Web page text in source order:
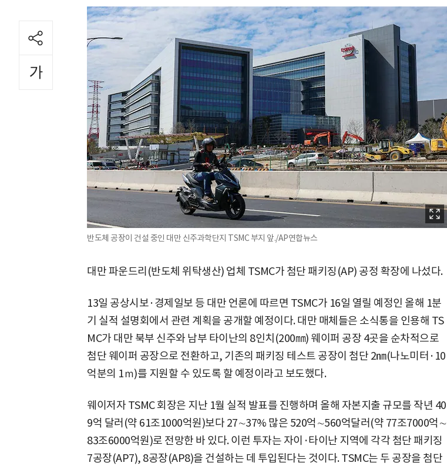
반도체 공장이 건설 중인 대만 신주과학단지 TSMC 부지 앞./AP연합뉴스
대만 파운드리(반도체 위탁생산) 업체 TSMC가 첨단 패키징(AP) 공정 확장에 나섰다.
13일 공상시보·경제일보 등 대만 언론에 따르면 TSMC가 16일 열릴 예정인 올해 1분
기 실적 설명회에서 관련 계획을 공개할 예정이다. 대만 매체들은 소식통을 인용해 TS
MC가 대만 북부 신주와 남부 타이난의 8인치(200㎜) 웨이퍼 공장 4곳을 순차적으로
첨단 웨이퍼 공장으로 전환하고, 기존의 패키징 테스트 공장이 첨단 2㎚(나노미터·10
억분의 1ｍ)를 지원할 수 있도록 할 예정이라고 보도했다.
웨이저자 TSMC 회장은 지난 1월 실적 발표를 진행하며 올해 자본지출 규모를 작년 40
9억 달러(약 61조1000억원)보다 27∼37% 많은 520억∼560억달러(약 77조7000억∼
83조6000억원)로 전망한 바 있다. 이런 투자는 자이·타이난 지역에 각각 첨단 패키징
7공장(AP7), 8공장(AP8)을 건설하는 데 투입된다는 것이다. TSMC는 두 공장을 첨단